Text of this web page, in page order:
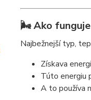
🌬️ Ako
Najbežnejší typ,
Získava
Túto energiu
A to používa